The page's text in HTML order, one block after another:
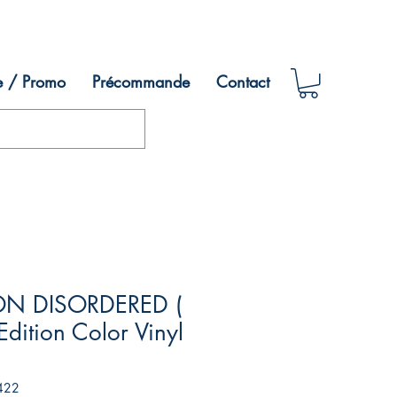
/ Promo Précommande Contact
DISORDERED (
Color Vinyl